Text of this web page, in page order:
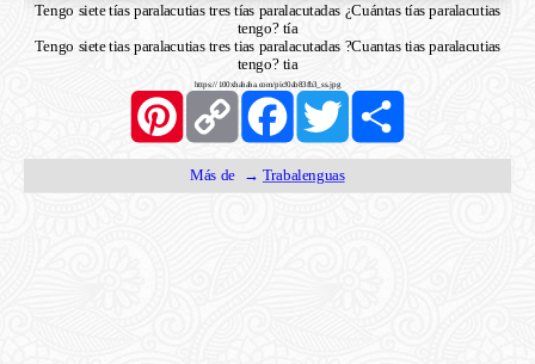
Tengo siete tías paralacutias tres tías paralacutadas ¿Cuántas tías paralacutias
tengo? tía
Tengo siete tias paralacutias tres tias paralacutadas ?Cuantas tias paralacutias
tengo? tia
https://100xhahaha.com/pic!0ab83fb3_ss.jpg
PinterestCopy
Link
FacebookTwitter Share
Más de → Trabalenguas